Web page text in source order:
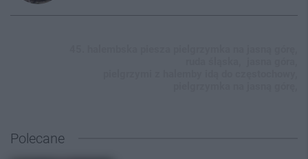
Polecane